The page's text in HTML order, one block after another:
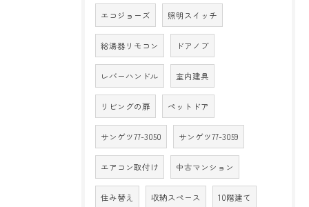
エコジョーズ 照明スイッチ
給湯器リモコン ドアノブ
レバーハンドル 室内建具
リビングの扉 ペットドア
サンゲツ77-3050 サンゲツ77-3059
エアコン取付け 中古マンション
住み替え 収納スペース 10階建て